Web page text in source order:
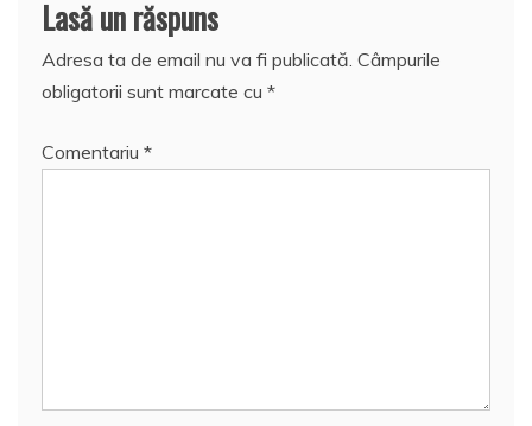
Lasă un răspuns
Adresa ta de email nu va fi publicată. Câmpurile
obligatorii sunt marcate cu *
Comentariu *